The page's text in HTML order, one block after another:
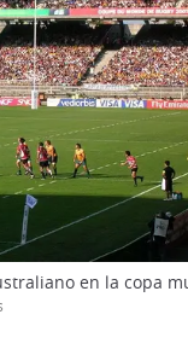
en la copa